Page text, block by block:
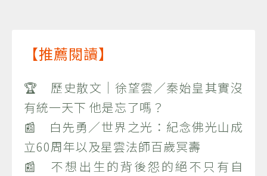
【推薦閱讀】
🏆 歷史散文｜徐望雲／秦始皇其實沒
有統一天下 他是忘了嗎？
📰 白先勇／世界之光：紀念佛光山成
立60周年以及星雲法師百歲冥壽
📰 不想出生的背後怨的絕不只有自